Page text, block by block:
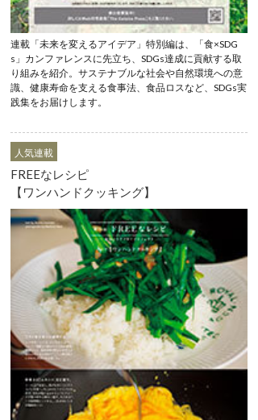
連載「未来を変えるアイデア」特別編は、「食×SDG
s」カンファレンスに先立ち、SDGs達成に貢献する取
り組みを紹介。サステナブルな社会や自然環境への意
識、健康寿命を支える食事法、食品ロスなど、SDGs実
践集をお届けします。
人気連載
FREEなレシピ
【ワンハンドクッキング】